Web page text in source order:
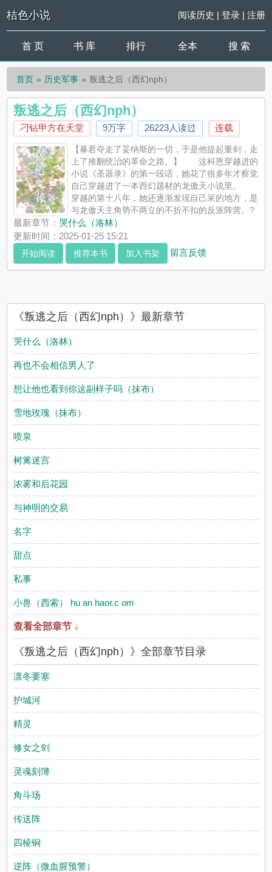
桔色小说 阅读历史 | 登录| 注册
首 页 书 库 排行 全本 搜 索
首页 历史军事 叛逃之后（西幻nph）
叛逃之后（西幻nph）
刁钻甲方在天堂 9万字 26223人读过 连载
【暴君夺走了妥纳斯的一切，于是他提起重剑，走
上了推翻统治的革命之路。】 这科恩穿越进的
小说《圣器录》的第一段话，她花了很多年才察觉
自己穿越进了一本西幻题材的龙傲天小说里。
穿越的第十八年，她还逐渐发现自己呆的地方，是
与龙傲天主角势不两立的不折不扣的反派阵营。?
? ?科恩兢兢业业装了十八年反派后，她终于想方设法叛逃到了龙
傲天阵营的起义军，结果好景不长，她又被抓回去了。* 1、
我流中魔西幻世界观,出场角色基本全员恶人。（我流中魔西幻，
世界观内魔法比较普及，有各种奇幻种族，但是人类平民不太学
得...
最新章节： 哭什么（洛林）
更新时间：2025-01-25 15:21
开始阅读 推荐本书 加入书架 留言反馈
《叛逃之后（西幻nph）》最新章节
哭什么（洛林）
再也不会相信男人了
想让他也看到你这副样子吗（抹布）
雪地玫瑰（抹布）
喷泉
树篱迷宫
浓雾和后花园
与神明的交易
名字
甜点
私事
小兽（西索） hu an haor.c om
查看全部章节 ↓
《叛逃之后（西幻nph）》全部章节目录
凛冬要塞
护城河
精灵
修女之剑
灵魂刻簿
角斗场
传送阵
四棱锏
逆阵（微血腥预警）